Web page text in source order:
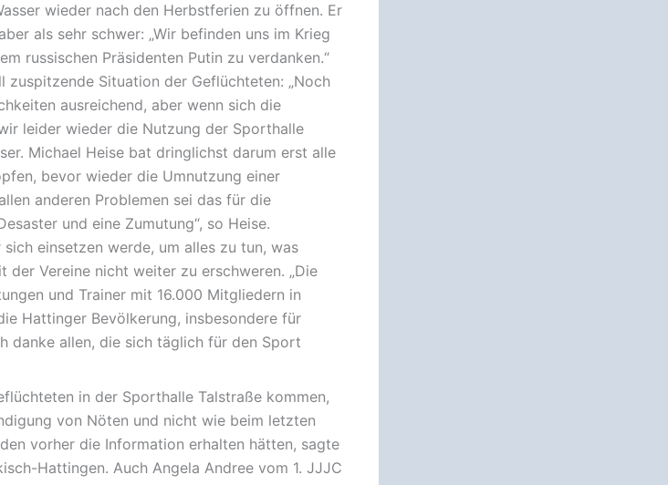
wieder nach den Herbstferien zu öffnen. Er
als sehr schwer: „Wir befinden uns im Krieg
russischen Präsidenten Putin zu verdanken.“
zuspitzende Situation der Geflüchteten: „Noch
ausreichend, aber wenn sich die
leider wieder die Nutzung der Sporthalle
Michael Heise bat dringlichst darum erst alle
bevor wieder die Umnutzung einer
anderen Problemen sei das für die
und eine Zumutung“, so Heise.
einsetzen werde, um alles zu tun, was
Vereine nicht weiter zu erschweren. „Die
und Trainer mit 16.000 Mitgliedern in
Hattinger Bevölkerung, insbesondere für
danke allen, die sich täglich für den Sport
in der Sporthalle Talstraße kommen,
von Nöten und nicht wie beim letzten
vorher die Information erhalten hätten, sagte
Hattingen. Auch Angela Andree vom 1. JJJC